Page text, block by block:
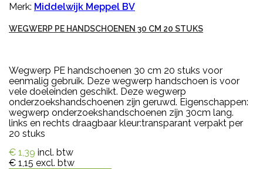
Merk: Middelwijk Meppel BV
WEGWERP PE HANDSCHOENEN 30 CM 20 STUKS
Wegwerp PE handschoenen 30 cm 20 stuks voor
eenmalig gebruik. Deze wegwerp handschoen is voor
vele doeleinden geschikt. Deze wegwerp
onderzoekshandschoenen zijn geruwd. Eigenschappen:
wegwerp onderzoekshandschoenen zijn 30cm lang.
links en rechts draagbaar kleur:transparant verpakt per
20 stuks
€ 1,39 incl. btw
€ 1,15 excl. btw